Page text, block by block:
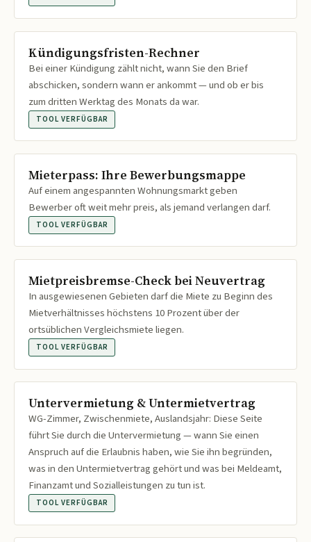
Kündigungsfristen-Rechner
Bei einer Kündigung zählt nicht, wann Sie den Brief
abschicken, sondern wann er ankommt — und ob er bis
zum dritten Werktag des Monats da war.
TOOL VERFÜGBAR
Mieterpass: Ihre Bewerbungsmappe
Auf einem angespannten Wohnungsmarkt geben
Bewerber oft weit mehr preis, als jemand verlangen darf.
TOOL VERFÜGBAR
Mietpreisbremse-Check bei Neuvertrag
In ausgewiesenen Gebieten darf die Miete zu Beginn des
Mietverhältnisses höchstens 10 Prozent über der
ortsüblichen Vergleichsmiete liegen.
TOOL VERFÜGBAR
Untervermietung & Untermietvertrag
WG-Zimmer, Zwischenmiete, Auslandsjahr: Diese Seite
führt Sie durch die Untervermietung — wann Sie einen
Anspruch auf die Erlaubnis haben, wie Sie ihn begründen,
was in den Untermietvertrag gehört und was bei Meldeamt,
Finanzamt und Sozialleistungen zu tun ist.
TOOL VERFÜGBAR